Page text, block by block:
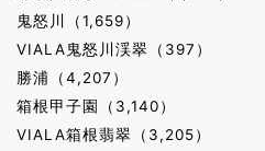
鬼怒川（1,659）
VIALA鬼怒川渓翠（397）
勝浦（4,207）
箱根甲子園（3,140）
VIALA箱根翡翠（3,205）